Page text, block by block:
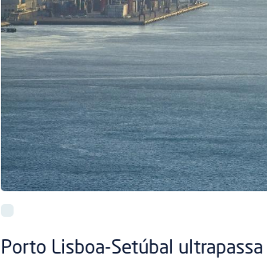
Porto Lisboa-Setúbal